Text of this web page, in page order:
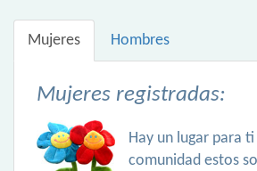
Mujeres Hombres
Mujeres registradas:
Hay un lugar para
comunidad estos